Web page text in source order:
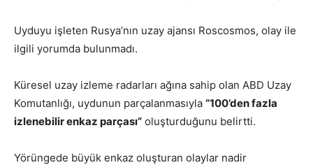
Uyduyu işleten Rusya’nın uzay ajansı Roscosmos, olay ile
ilgili yorumda bulunmadı.
Küresel uzay izleme radarları ağına sahip olan ABD Uzay
Komutanlığı, uydunun parçalanmasıyla “100’den fazla
izlenebilir enkaz parçası” oluşturduğunu belirtti.
Yörüngede büyük enkaz oluşturan olaylar nadir